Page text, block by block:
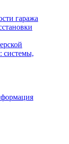
гаража
системы,